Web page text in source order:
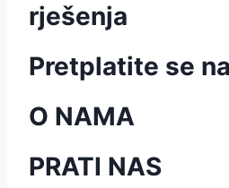
rješenja
Pretplatite se
O NAMA
PRATI NAS